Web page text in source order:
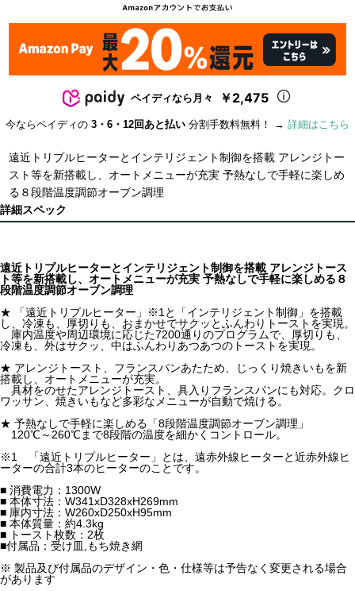
ペイディなら月々 ￥2,475
今ならペイディの 3・6・12回あと払い 分割手数料無料！ → 詳細はこちら
遠近トリプルヒーターとインテリジェント制御を搭載 アレンジトー
スト等を新搭載し、オートメニューが充実 予熱なしで手軽に楽しめ
る８段階温度調節オーブン調理
詳細スペック
遠近トリプルヒーターとインテリジェント制御を搭載 アレンジトース
ト等を新搭載し、オートメニューが充実 予熱なしで手軽に楽しめる８
段階温度調節オーブン調理
★ 「遠近トリプルヒーター」※1と「インテリジェント制御」を搭載
し、冷凍も、厚切りも、おまかせでサクッとふんわりトーストを実現。
庫内温度や周辺環境に応じた7200通りのプログラムで、厚切りも、
冷凍も、外はサクッ、中はふんわりあつあつのトーストを実現。
★ アレンジトースト、フランスパンあたため、じっくり焼きいもを新
搭載し、オートメニューが充実。
具材をのせたアレンジトースト、具入りフランスパンにも対応。クロ
ワッサン、焼きいもなど多彩なメニューが自動で焼ける。
★ 予熱なしで手軽に楽しめる「8段階温度調節オーブン調理」
120℃～260℃まで8段階の温度を細かくコントロール。
※1 「遠近トリプルヒーター」とは、遠赤外線ヒーターと近赤外線ヒ
ーターの合計3本のヒーターのことです。
■ 消費電力：1300W
■ 本体寸法：W341xD328xH269mm
■ 庫内寸法：W260xD250xH95mm
■ 本体質量：約4.3kg
■ トースト枚数：2枚
■付属品：受け皿,もち焼き網
※ 製品及び付属品のデザイン・色・仕様等は予告なく変更される場合
があります